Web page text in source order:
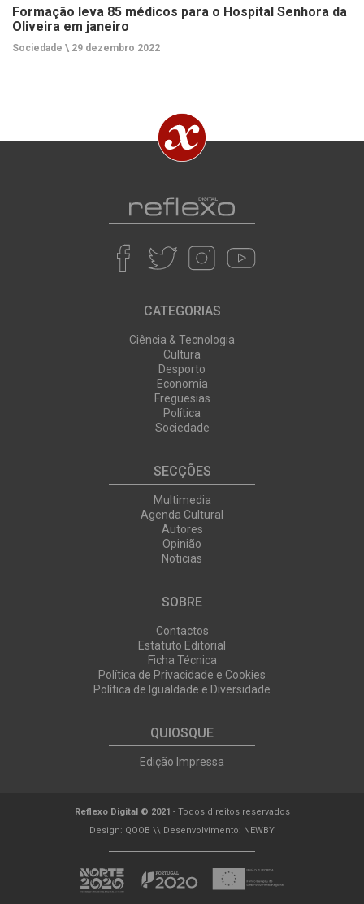
Formação leva 85 médicos para o Hospital Senhora da
Oliveira em janeiro
Sociedade \ 29 dezembro 2022
CATEGORIAS
Ciência & Tecnologia
Cultura
Desporto
Economia
Freguesias
Política
Sociedade
SECÇÕES
Multimedia
Agenda Cultural
Autores
Opinião
Noticias
SOBRE
Contactos
Estatuto Editorial
Ficha Técnica
Política de Privacidade e Cookies
Política de Igualdade e Diversidade
QUIOSQUE
Edição Impressa
Reflexo Digital © 2021 - Todos direitos reservados
Design: QOOB \\ Desenvolvimento: NEWBY